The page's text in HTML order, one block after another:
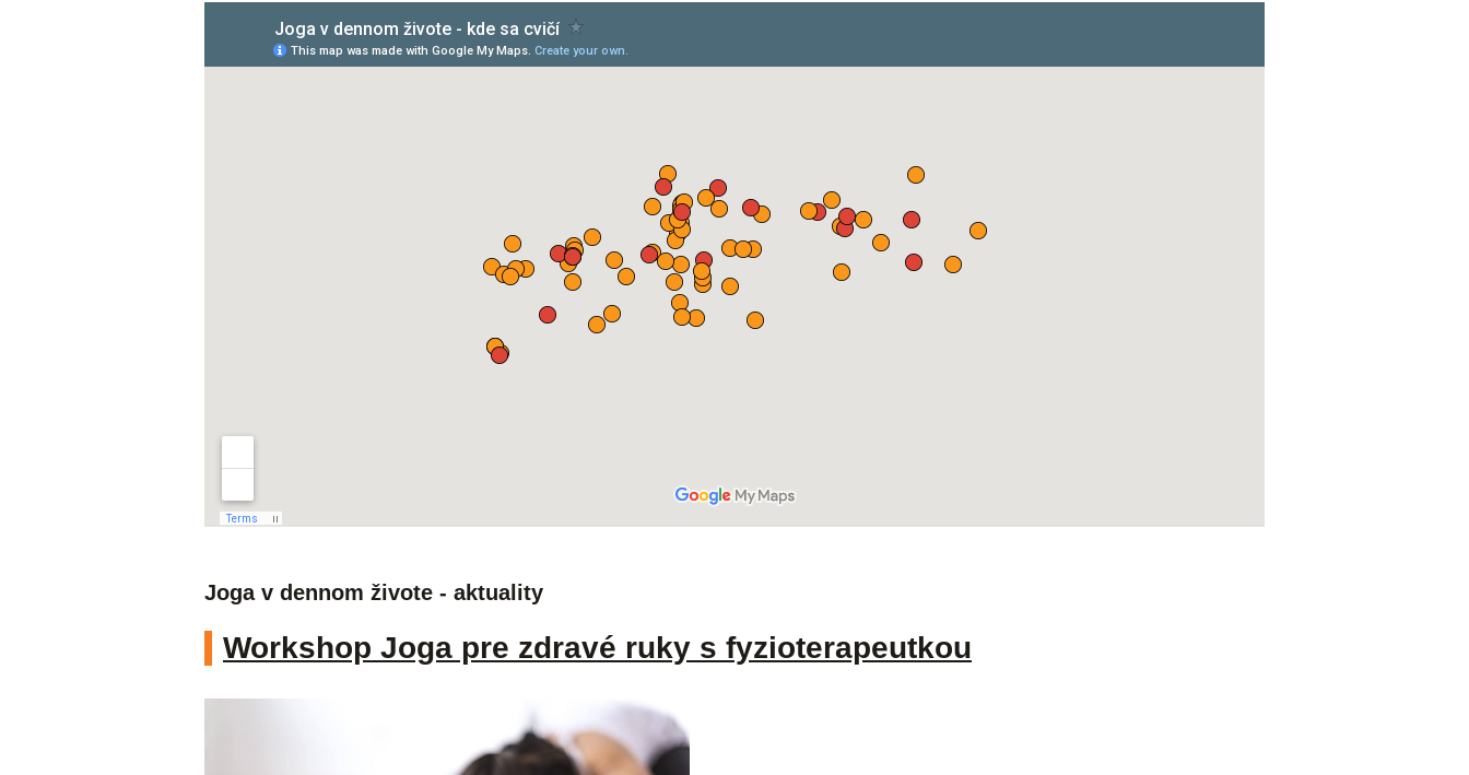
Joga v dennom živote - aktuality
Workshop Joga pre zdravé ruky s fyzioterapeutkou